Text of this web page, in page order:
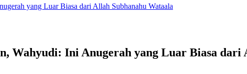
yang Luar Biasa dari Allah Subhanahu Wataala
Wahyudi: Ini Anugerah yang Luar Biasa dari